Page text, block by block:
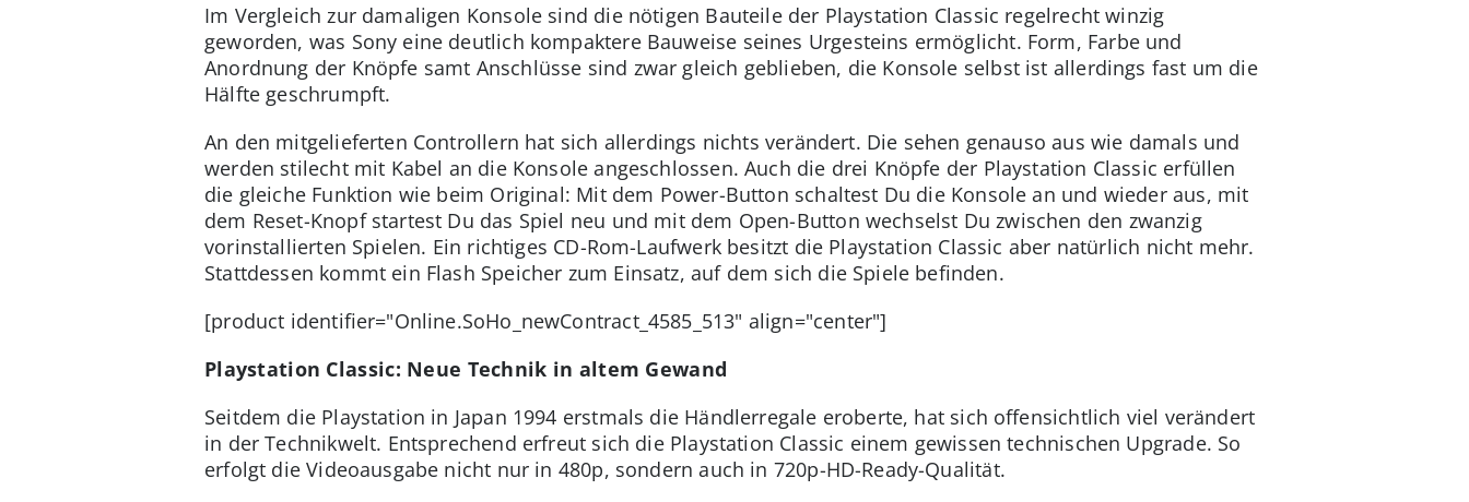
Im Vergleich zur damaligen Konsole sind die nötigen Bauteile der Playstation Classic regelrecht winzig
geworden, was Sony eine deutlich kompaktere Bauweise seines Urgesteins ermöglicht. Form, Farbe und
Anordnung der Knöpfe samt Anschlüsse sind zwar gleich geblieben, die Konsole selbst ist allerdings fast um die
Hälfte geschrumpft.
An den mitgelieferten Controllern hat sich allerdings nichts verändert. Die sehen genauso aus wie damals und
werden stilecht mit Kabel an die Konsole angeschlossen. Auch die drei Knöpfe der Playstation Classic erfüllen
die gleiche Funktion wie beim Original: Mit dem Power-Button schaltest Du die Konsole an und wieder aus, mit
dem Reset-Knopf startest Du das Spiel neu und mit dem Open-Button wechselst Du zwischen den zwanzig
vorinstallierten Spielen. Ein richtiges CD-Rom-Laufwerk besitzt die Playstation Classic aber natürlich nicht mehr.
Stattdessen kommt ein Flash Speicher zum Einsatz, auf dem sich die Spiele befinden.
[product identifier="Online.SoHo_newContract_4585_513" align="center"]
Playstation Classic: Neue Technik in altem Gewand
Seitdem die Playstation in Japan 1994 erstmals die Händlerregale eroberte, hat sich offensichtlich viel verändert
in der Technikwelt. Entsprechend erfreut sich die Playstation Classic einem gewissen technischen Upgrade. So
erfolgt die Videoausgabe nicht nur in 480p, sondern auch in 720p-HD-Ready-Qualität.